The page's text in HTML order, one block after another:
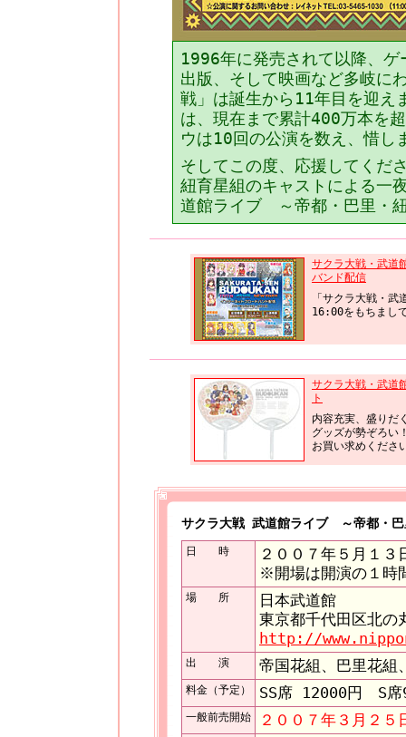
1996年に発売されて以降、
出版、そして映画など多岐に
戦」は誕生から11年目を迎え
は、現在まで累計400万本を
ウは10回の公演を数え、惜し
そしてこの度、応援してくだ
紐育星組のキャストによる一
道館ライブ ～帝都・巴里・
サクラ大戦・武道
バンド配信
「サクラ大戦・
16:00をもちまし
サクラ大戦・武道
ト
内容充実、盛りだ
グッズが勢ぞろい
お買い求めくださ
サクラ大戦 武道館ライブ ～帝都・巴
日 時
２００７年５月１
※開場は開演の１時
場 所
日本武道館
東京都千代田区北の
http://
出 演 帝国花組、巴里花組
料金（予定） SS席 12000円 S席
一般前売開始 ２００７年３月２５